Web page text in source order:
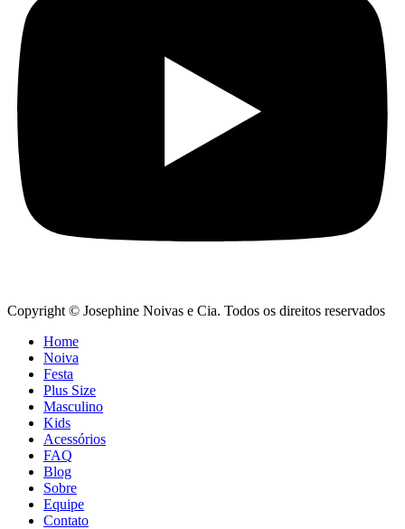
Copyright © Josephine Noivas e Cia. Todos os direitos reservados
Home
Noiva
Festa
Plus Size
Masculino
Kids
Acessórios
FAQ
Blog
Sobre
Equipe
Contato